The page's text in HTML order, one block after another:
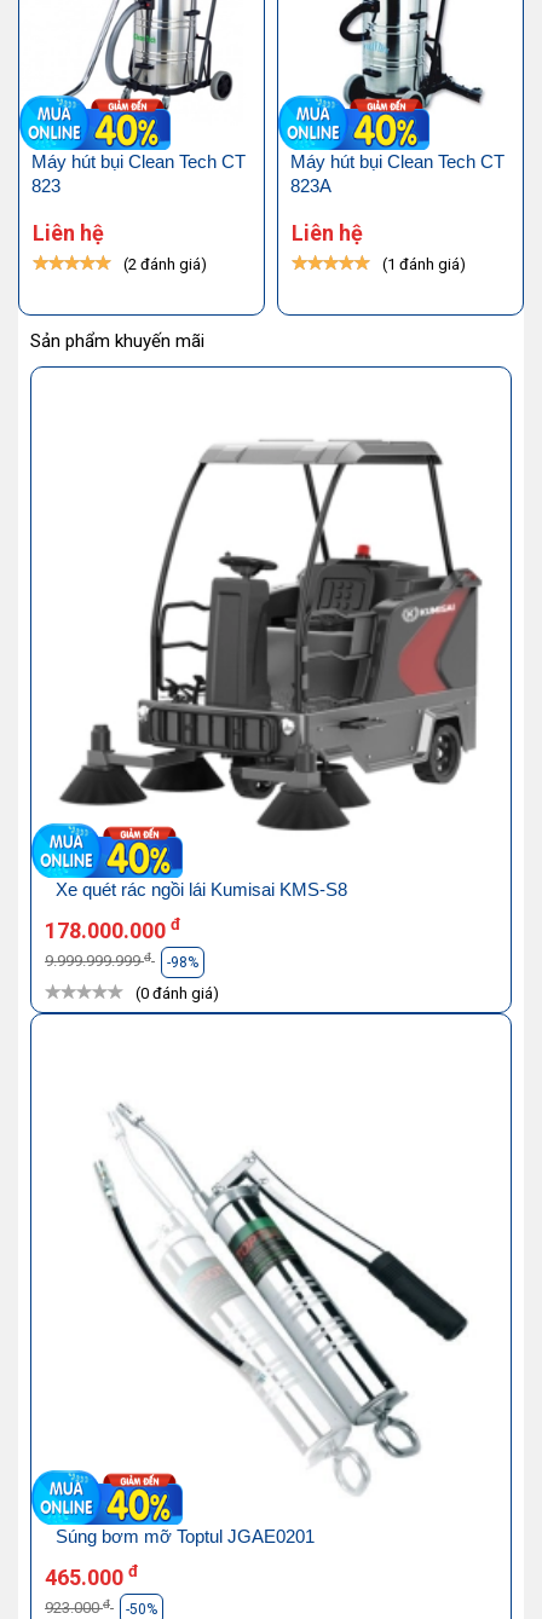
Máy hút bụi Clean Tech CT
823
Liên hệ
(2 đánh giá)
Máy hút bụi Clean Tech CT
823A
Liên hệ
(1 đánh giá)
Sản phẩm khuyến mãi
Xe quét rác ngồi lái Kumisai KMS-S8
178.000.000 đ
9.999.999.999đ -98%
(0 đánh giá)
Súng bơm mỡ Toptul JGAE0201
465.000 đ
923.000đ -50%